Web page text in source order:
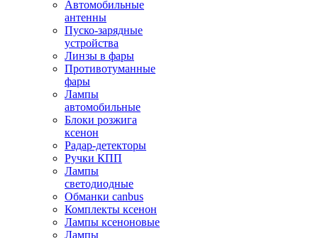
Автомобильные
антенны
Пуско-зарядные
устройства
Линзы в фары
Противотуманные
фары
Лампы
автомобильные
Блоки розжига
ксенон
Радар-детекторы
Ручки КПП
Лампы
светодиодные
Обманки canbus
Комплекты ксенон
Лампы ксеноновые
Лампы